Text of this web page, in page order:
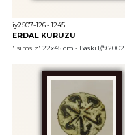
iy2507-126 - 1245
ERDAL KURUZU
"isimsiz" 22x45 cm - Baskı 1//9 2002